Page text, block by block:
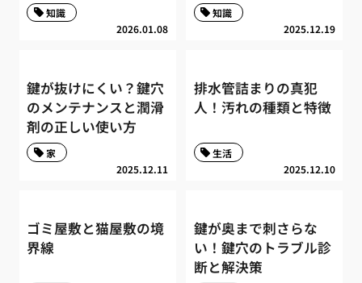
2026.01.08
知識
2025.12.19
知識
鍵が抜けにくい？鍵穴
のメンテナンスと潤滑
剤の正しい使い方
2025.12.11
家
排水管詰まりの真犯
人！汚れの種類と特徴
2025.12.10
生活
ゴミ屋敷と猫屋敷の境
界線
鍵が奥まで刺さらな
い！鍵穴のトラブル診
断と解決策